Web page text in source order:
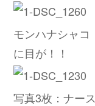
モンハナシャ
に目が！！
写真3枚：ナー